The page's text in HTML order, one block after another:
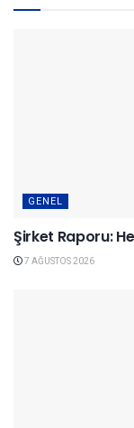
GENEL
Şirket Raporu:
7 AĞUSTOS 2026